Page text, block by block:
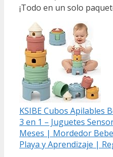
¡Todo en un solo
KSIBE Cubos Apilables
3 en 1 – Juguetes
Meses | Mordedor
Playa y Aprendizaje |